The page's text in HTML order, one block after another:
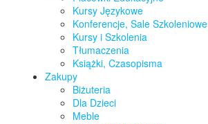
Kursy Językowe
Konferencje, Sale Szkoleniowe
Kursy i Szkolenia
Tłumaczenia
Książki, Czasopisma
Zakupy
Biżuteria
Dla Dzieci
Meble